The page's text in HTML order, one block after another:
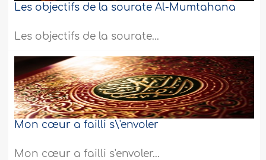
Les objectifs de la sourate Al-Mumtahana
Les objectifs de la sourate...
Mon cœur a failli s\'envoler
Mon cœur a failli s'envoler...